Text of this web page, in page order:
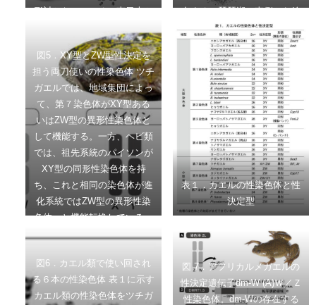
PLoS ONE (2012)よりノトシ
ロトドの図を改変
形対となっている。東日本と
XY型であるが、性染色体は
雌雄同じ形で見た目の区別が
つかない。
布する。琵琶湖の東側から鈴
鹿山脈西側麓付近までが両者
の交雑地帯（縞模様）であ
る。なお、琵琶湖周辺の集団
は、ZW型の性決定様式をも
つ一方、ミトコンドリア遺伝
子はXY集団と等しい。これ
をNeo-ZW2集団（実線）と呼
び、それ以外のNeo-ZW1（点
線）と区別する。
図5．XY型とZW型性決定を
担う両刀使いの性染色体 ツチ
ガエルでは、地域集団によっ
て、第７染色体がXY型ある
いはZW型の異形性染色体と
して機能する。一方、ヘビ類
では、祖先系統のパイソンが
XY型の同形性染色体を持
ち、これと相同の染色体が進
化系統ではZW型の異形性染
色体へと機能転換している。
表１．カエルの性染色体と性
決定型
図6．カエル類で使い回され
る６本の性染色体 表１に示す
カエル類の性染色体をツチガ
図 7．アフリカルメガエルの
性決定遺伝子dm-W (A)Ｗ／Ｚ
性染色体。dm-Wの存在する